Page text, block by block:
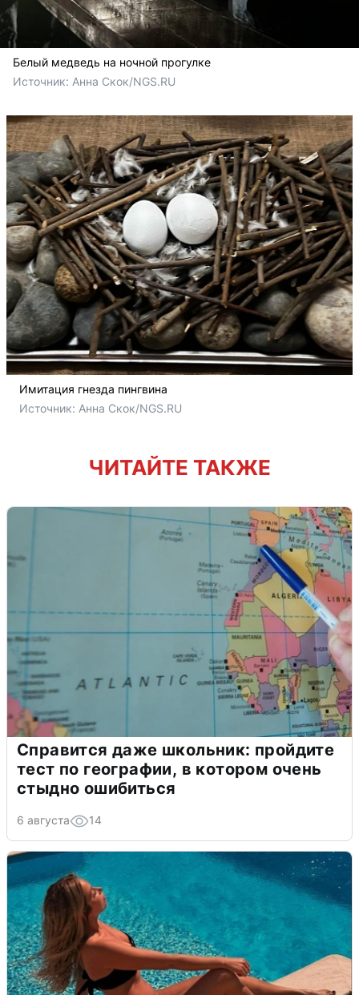
Белый медведь на ночной прогулке
Источник: Анна Скок/NGS.RU
Имитация гнезда пингвина
Источник: Анна Скок/NGS.RU
ЧИТАЙТЕ ТАКЖЕ
Справится даже школьник: пройдите
тест по географии, в котором очень
стыдно ошибиться
6 августа 14